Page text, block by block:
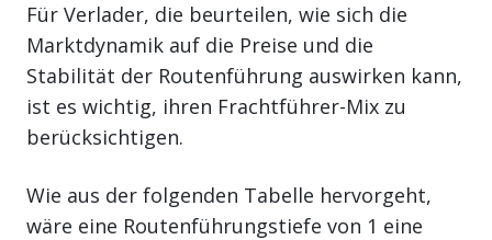
Für Verlader, die beurteilen, wie sich die
Marktdynamik auf die Preise und die
Stabilität der Routenführung auswirken kann,
ist es wichtig, ihren Frachtführer-Mix zu
berücksichtigen.
Wie aus der folgenden Tabelle hervorgeht,
wäre eine Routenführungstiefe von 1 eine